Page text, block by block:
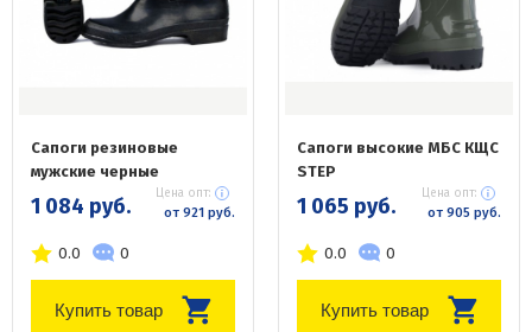
Сапоги резиновые
мужские черные
1 084 руб. Цена опт:
от 921 руб.
0.0 0
Купить товар
Сапоги высокие МБС КЩС
STEP
1 065 руб. Цена опт:
от 905 руб.
0.0 0
Купить товар